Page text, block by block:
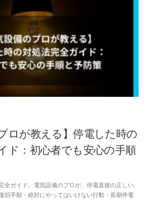
ロが教える】停電した時の
ド：初心者でも安心の手順
全ガイド。電気設備のプロが、停電直後の正しい
旧手順・絶対にやってはいけない行動・長期停電